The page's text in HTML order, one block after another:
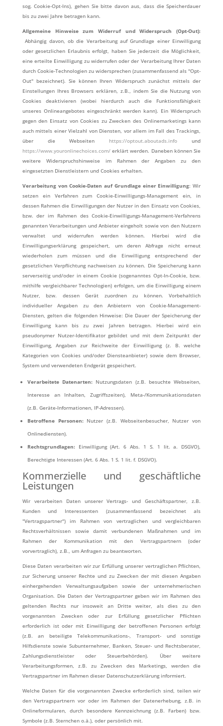
sog. Cookie-Opt-Ins), gehen Sie bitte davon aus, dass die Speicherdauer
bis zu zwei Jahre betragen kann.
Allgemeine Hinweise zum Widerruf und Widerspruch (Opt-Out):
Abhängig davon, ob die Verarbeitung auf Grundlage einer Einwilligung
oder gesetzlichen Erlaubnis erfolgt, haben Sie jederzeit die Möglichkeit,
eine erteilte Einwilligung zu widerrufen oder der Verarbeitung Ihrer Daten
durch Cookie-Technologien zu widersprechen (zusammenfassend als "Opt-
Out" bezeichnet). Sie können Ihren Widerspruch zunächst mittels der
Einstellungen Ihres Browsers erklären, z.B., indem Sie die Nutzung von
Cookies deaktivieren (wobei hierdurch auch die Funktionsfähigkeit
unseres Onlineangebotes eingeschränkt werden kann). Ein Widerspruch
gegen den Einsatz von Cookies zu Zwecken des Onlinemarketings kann
auch mittels einer Vielzahl von Diensten, vor allem im Fall des Trackings,
über die Webseiten https://optout.aboutads.info und
https://www.youronlinechoices.com/erklärt werden. Daneben können Sie
weitere Widerspruchshinweise im Rahmen der Angaben zu den
eingesetzten Dienstleistern und Cookies erhalten.
Verarbeitung von Cookie-Daten auf Grundlage einer Einwilligung: Wir
setzen ein Verfahren zum Cookie-Einwilligungs-Management ein, in
dessen Rahmen die Einwilligungen der Nutzer in den Einsatz von Cookies,
bzw. der im Rahmen des Cookie-Einwilligungs-Management-Verfahrens
genannten Verarbeitungen und Anbieter eingeholt sowie von den Nutzern
verwaltet und widerrufen werden können. Hierbei wird die
Einwilligungserklärung gespeichert, um deren Abfrage nicht erneut
wiederholen zum müssen und die Einwilligung entsprechend der
gesetzlichen Verpflichtung nachweisen zu können. Die Speicherung kann
serverseitig und/oder in einem Cookie (sogenanntes Opt-In-Cookie, bzw.
mithilfe vergleichbarer Technologien) erfolgen, um die Einwilligung einem
Nutzer, bzw. dessen Gerät zuordnen zu können. Vorbehaltlich
individueller Angaben zu den Anbietern von Cookie-Management-
Diensten, gelten die folgenden Hinweise: Die Dauer der Speicherung der
Einwilligung kann bis zu zwei Jahren betragen. Hierbei wird ein
pseudonymer Nutzer-Identifikator gebildet und mit dem Zeitpunkt der
Einwilligung, Angaben zur Reichweite der Einwilligung (z. B. welche
Kategorien von Cookies und/oder Diensteanbieter) sowie dem Browser,
System und verwendeten Endgerät gespeichert.
Verarbeitete Datenarten: Nutzungsdaten (z.B. besuchte Webseiten,
Interesse an Inhalten, Zugriffszeiten), Meta-/Kommunikationsdaten
(z.B. Geräte-Informationen, IP-Adressen).
Betroffene Personen:Nutzer (z.B. Webseitenbesucher, Nutzer von
Onlinediensten).
Rechtsgrundlagen:Einwilligung (Art. 6 Abs. 1 S. 1 lit. a. DSGVO),
Berechtigte Interessen (Art. 6 Abs. 1 S. 1 lit. f. DSGVO).
Kommerzielle und geschäftliche
Leistungen
Wir verarbeiten Daten unserer Vertrags- und Geschäftspartner, z.B.
Kunden und Interessenten (zusammenfassend bezeichnet als
"Vertragspartner") im Rahmen von vertraglichen und vergleichbaren
Rechtsverhältnissen sowie damit verbundenen Maßnahmen und im
Rahmen der Kommunikation mit den Vertragspartnern (oder
vorvertraglich), z.B., um Anfragen zu beantworten.
Diese Daten verarbeiten wir zur Erfüllung unserer vertraglichen Pflichten,
zur Sicherung unserer Rechte und zu Zwecken der mit diesen Angaben
einhergehenden Verwaltungsaufgaben sowie der unternehmerischen
Organisation. Die Daten der Vertragspartner geben wir im Rahmen des
geltenden Rechts nur insoweit an Dritte weiter, als dies zu den
vorgenannten Zwecken oder zur Erfüllung gesetzlicher Pflichten
erforderlich ist oder mit Einwilligung der betroffenen Personen erfolgt
(z.B. an beteiligte Telekommunikations-, Transport- und sonstige
Hilfsdienste sowie Subunternehmer, Banken, Steuer- und Rechtsberater,
Zahlungsdienstleister oder Steuerbehörden). Über weitere
Verarbeitungsformen, z.B. zu Zwecken des Marketings, werden die
Vertragspartner im Rahmen dieser Datenschutzerklärung informiert.
Welche Daten für die vorgenannten Zwecke erforderlich sind, teilen wir
den Vertragspartnern vor oder im Rahmen der Datenerhebung, z.B. in
Onlineformularen, durch besondere Kennzeichnung (z.B. Farben) bzw.
Symbole (z.B. Sternchen o.ä.), oder persönlich mit.